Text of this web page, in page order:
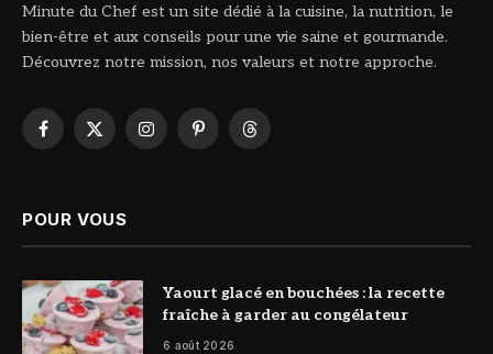
Minute du Chef est un site dédié à la cuisine, la nutrition, le
bien-être et aux conseils pour une vie saine et gourmande.
Découvrez notre mission, nos valeurs et notre approche.
Facebook
X
InstagramPinterestThreads
POUR VOUS
© DR
Yaourt glacé en bouchées : la recette
fraîche à garder au congélateur
6 août 2026